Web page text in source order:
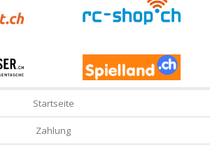
Startseite
Zahlung